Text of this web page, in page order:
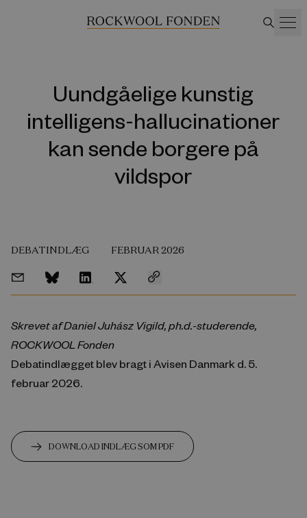
Uundgåelige kunstig
intelligens-hallucinationer
kan sende borgere på
vildspor
DEBATINDLÆG FEBRUAR 2026
Skrevet af Daniel Juhász Vigild, ph.d.-studerende,
ROCKWOOL Fonden
Debatindlægget blev bragt i Avisen Danmark d. 5.
februar 2026.
DOWNLOAD INDLÆG SOM PDF